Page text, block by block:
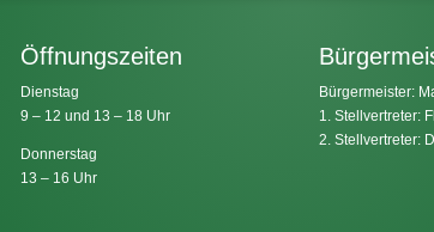
Öffnungszeiten
Dienstag
9 – 12 und 13 – 18 Uhr
Donnerstag
13 – 16 Uhr
Bürgermeister:
1. Stellvertreter:
2. Stellvertreter: